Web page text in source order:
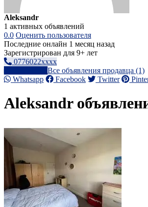
Aleksandr
1 активных объявлений
0.0 Оценить пользователя
Последние онлайн 1 месяц назад
Зарегистрирован для 9+ лет
0776022xxxx
Все объявления продавца (1)
Whatsapp
Facebook Twitter
Aleksandr